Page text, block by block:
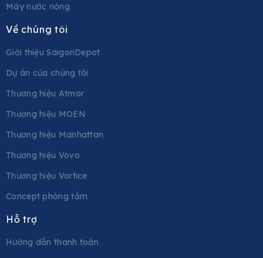
Máy nước nóng
Về chúng tôi
Giới thiệu SaigonDepot
Dự án của chúng tôi
Thương hiệu Atmor
Thương hiệu MOEN
Thương hiệu Manhattan
Thương hiệu Vovo
Thương hiệu Vortice
Concept phòng tắm
Hỗ trợ
Hướng dẫn thanh toán